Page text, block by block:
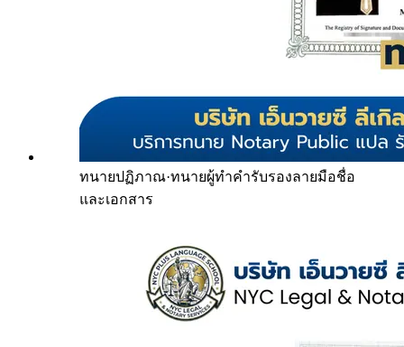
ทนายปฏิภาณ·ทนายผู้ทำคำรับรองลายมือชื่อ
และเอกสาร